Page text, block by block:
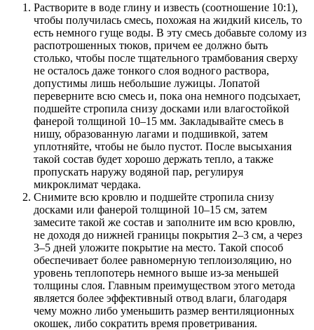
Растворите в воде глину и известь (соотношение 10:1),
чтобы получилась смесь, похожая на жидкий кисель, то
есть немного гуще воды. В эту смесь добавьте солому из
распотрошенных тюков, причем ее должно быть
столько, чтобы после тщательного трамбования сверху
не осталось даже тонкого слоя водного раствора,
допустимы лишь небольшие лужицы. Лопатой
переверните всю смесь и, пока она немного подсыхает,
подшейте стропила снизу досками или влагостойкой
фанерой толщиной 10–15 мм. Закладывайте смесь в
нишу, образованную лагами и подшивкой, затем
уплотняйте, чтобы не было пустот. После высыхания
такой состав будет хорошо держать тепло, а также
пропускать наружу водяной пар, регулируя
микроклимат чердака.
Снимите всю кровлю и подшейте стропила снизу
досками или фанерой толщиной 10–15 см, затем
замесите такой же состав и заполните им всю кровлю,
не доходя до нижней границы покрытия 2–3 см, а через
3–5 дней уложите покрытие на место. Такой способ
обеспечивает более равномерную теплоизоляцию, но
уровень теплопотерь немного выше из-за меньшей
толщины слоя. Главным преимуществом этого метода
является более эффективный отвод влаги, благодаря
чему можно либо уменьшить размер вентиляционных
окошек, либо сократить время проветривания.